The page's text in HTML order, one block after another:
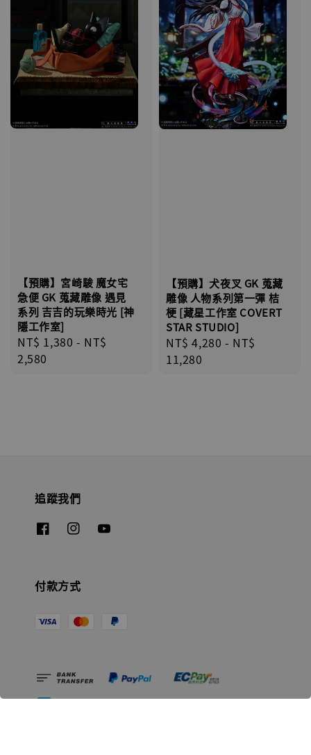
【預購】宮崎駿 魔女宅
急便 GK 蒐藏雕像 遇見
系列 吉吉的玩樂時光 [神
隱工作室]
Regular
price
NT$ 1,380 - NT$
2,580
【預購】犬夜叉 GK 蒐藏
雕像 人物系列第一彈 桔
梗 [藏星工作室 COVERT
STAR STUDIO]
Regular
price
NT$ 4,280 - NT$
11,280
追蹤我們
付款方式